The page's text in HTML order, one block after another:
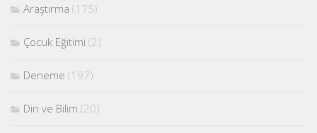
Araştırma (175)
Çocuk Eğitimi (2)
Deneme (197)
Din ve Bilim (20)